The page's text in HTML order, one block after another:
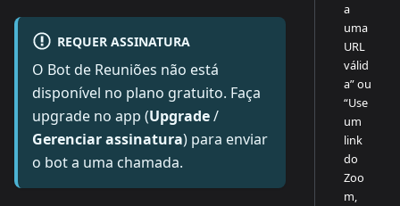
REQUER ASSINATURA
O Bot de Reuniões não está
disponível no plano gratuito. Faça
upgrade no app (Upgrade/
Gerenciar assinatura) para enviar
o bot a uma chamada.
a
uma
URL
válid
a” ou
“Use
um
link
do
Zoo
m,